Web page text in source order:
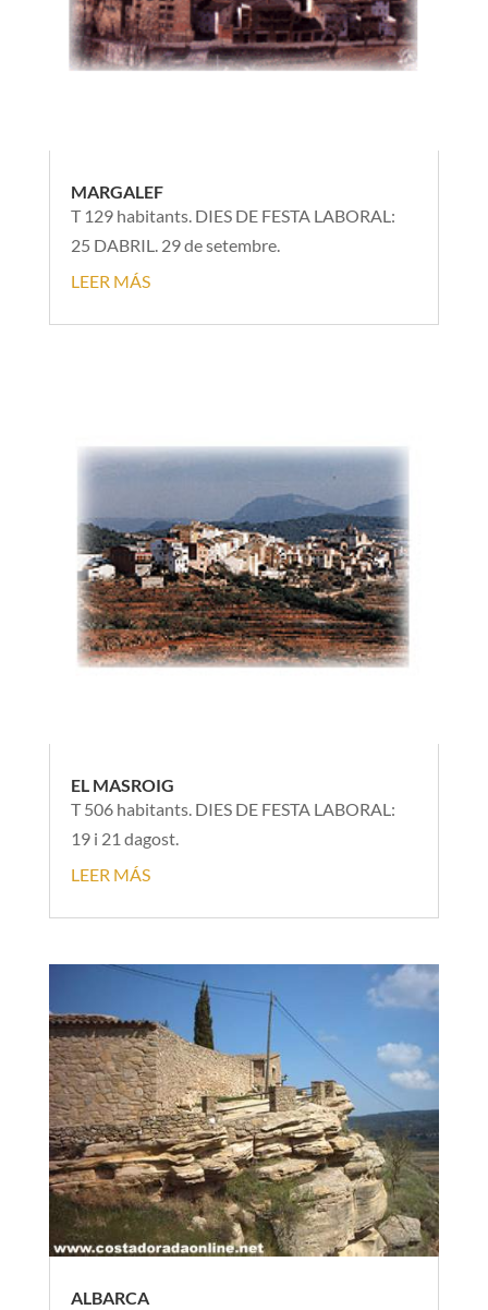
MARGALEF
T 129 habitants. DIES DE FESTA LABORAL:
25 DABRIL. 29 de setembre.
LEER MÁS
EL MASROIG
T 506 habitants. DIES DE FESTA LABORAL:
19 i 21 dagost.
LEER MÁS
ALBARCA